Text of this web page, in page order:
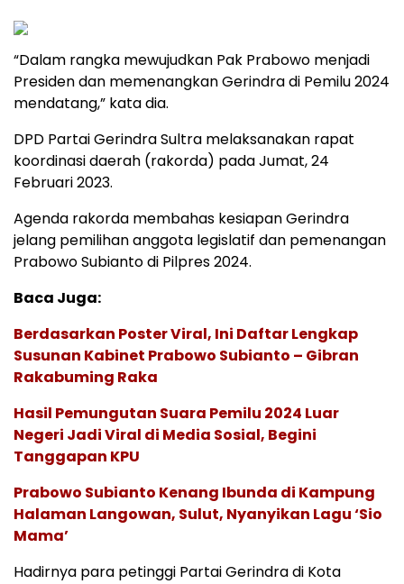
“Dalam rangka mewujudkan Pak Prabowo menjadi
Presiden dan memenangkan Gerindra di Pemilu 2024
mendatang,” kata dia.
DPD Partai Gerindra Sultra melaksanakan rapat
koordinasi daerah (rakorda) pada Jumat, 24
Februari 2023.
Agenda rakorda membahas kesiapan Gerindra
jelang pemilihan anggota legislatif dan pemenangan
Prabowo Subianto di Pilpres 2024.
Baca Juga:
Berdasarkan Poster Viral, Ini Daftar Lengkap
Susunan Kabinet Prabowo Subianto – Gibran
Rakabuming Raka
Hasil Pemungutan Suara Pemilu 2024 Luar
Negeri Jadi Viral di Media Sosial, Begini
Tanggapan KPU
Prabowo Subianto Kenang Ibunda di Kampung
Halaman Langowan, Sulut, Nyanyikan Lagu ‘Sio
Mama’
Hadirnya para petinggi Partai Gerindra di Kota